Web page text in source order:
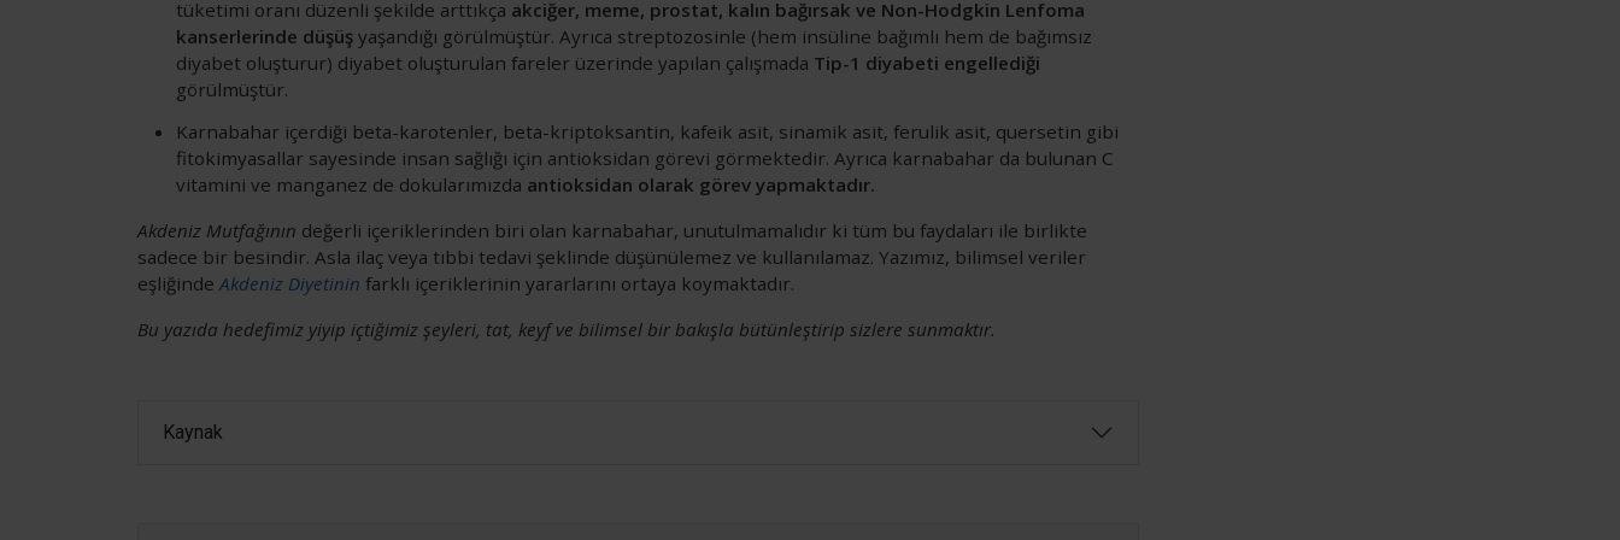
tüketimi oranı düzenli şekilde arttıkça akciğer, meme, prostat, kalın bağırsak ve Non-Hodgkin Lenfoma
kanserlerinde düşüş yaşandığı görülmüştür. Ayrıca streptozosinle (hem insüline bağımlı hem de bağımsız
diyabet oluşturur) diyabet oluşturulan fareler üzerinde yapılan çalışmada Tip-1 diyabeti engellediği
görülmüştür.
Karnabahar içerdiği beta-karotenler, beta-kriptoksantin, kafeik asit, sinamik asit, ferulik asit, quersetin gibi
fitokimyasallar sayesinde insan sağlığı için antioksidan görevi görmektedir. Ayrıca karnabahar da bulunan C
vitamini ve manganez de dokularımızda antioksidan olarak görev yapmaktadır.
Akdeniz Mutfağının değerli içeriklerinden biri olan karnabahar, unutulmamalıdır ki tüm bu faydaları ile birlikte
sadece bir besindir. Asla ilaç veya tıbbi tedavi şeklinde düşünülemez ve kullanılamaz. Yazımız, bilimsel veriler
eşliğinde Akdeniz Diyetinin farklı içeriklerinin yararlarını ortaya koymaktadır.
Bu yazıda hedefimiz yiyip içtiğimiz şeyleri, tat, keyf ve bilimsel bir bakışla bütünleştirip sizlere sunmaktır.
Kaynak